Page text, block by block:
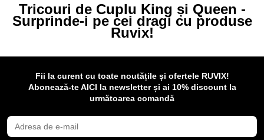
Tricouri de Cuplu King și Queen -
Surprinde-i pe cei dragi cu produse
Ruvix!
Fii la curent cu toate noutățile și ofertele RUVIX!
Abonează-te AICI la newsletter și ai 10% discount la
următoarea comandă